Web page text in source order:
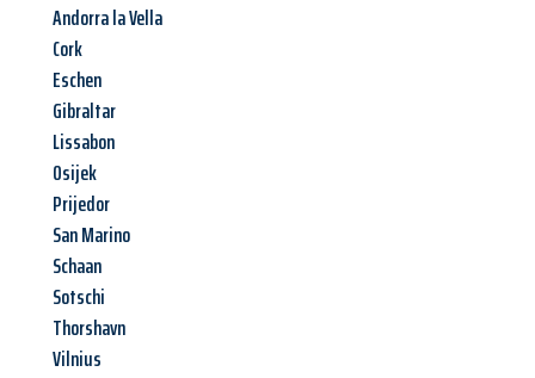
Andorra la Vella
Cork
Eschen
Gibraltar
Lissabon
Osijek
Prijedor
San Marino
Schaan
Sotschi
Thorshavn
Vilnius